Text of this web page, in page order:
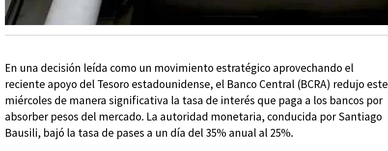
En una decisión leída como un movimiento estratégico aprovechando el
reciente apoyo del Tesoro estadounidense, el Banco Central (BCRA) redujo este
miércoles de manera significativa la tasa de interés que paga a los bancos por
absorber pesos del mercado. La autoridad monetaria, conducida por Santiago
Bausili, bajó la tasa de pases a un día del 35% anual al 25%.